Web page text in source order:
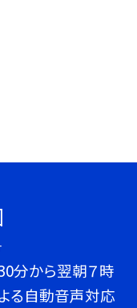
分から翌朝７時
る自動音声対応